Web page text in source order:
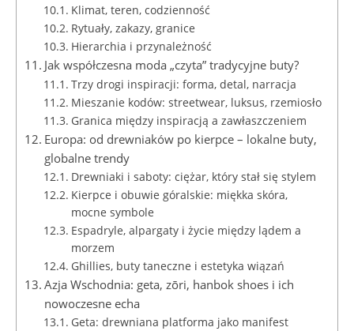
Klimat, teren, codzienność
Rytuały, zakazy, granice
Hierarchia i przynależność
Jak współczesna moda „czyta” tradycyjne buty?
Trzy drogi inspiracji: forma, detal, narracja
Mieszanie kodów: streetwear, luksus, rzemiosło
Granica między inspiracją a zawłaszczeniem
Europa: od drewniaków po kierpce – lokalne buty,
globalne trendy
Drewniaki i saboty: ciężar, który stał się stylem
Kierpce i obuwie góralskie: miękka skóra,
mocne symbole
Espadryle, alpargaty i życie między lądem a
morzem
Ghillies, buty taneczne i estetyka wiązań
Azja Wschodnia: geta, zōri, hanbok shoes i ich
nowoczesne echa
Geta: drewniana platforma jako manifest